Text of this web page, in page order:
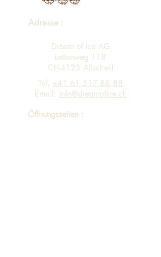
Adresse :
Dream of Ice AG
Lettenweg 118
CH-4123 Allschwil
Tel. +41 61 517 88 88
Email: info@dreamofice.ch
Öffnungszeiten :